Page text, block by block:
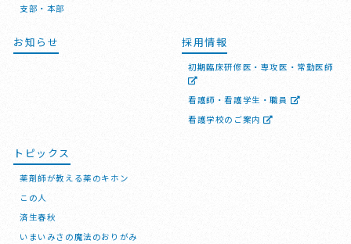
支部・本部
お知らせ 採用情報
初期臨床研修医・専攻医・常勤医師
看護師・看護学生・職員
看護学校のご案内
トピックス
薬剤師が教える薬のキホン
この人
済生春秋
いまいみさの魔法のおりがみ